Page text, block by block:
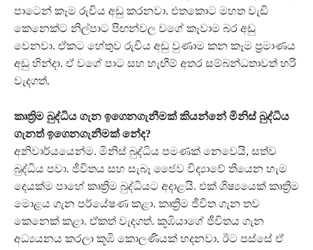
පාටෙන් කෑම රුචිය අඩු කරනවා. එතකොට මහත වැඩි
කෙනෙක්ට නිල්පාට පිඟන්වල වගේ කෑවාම බර අඩු
වෙනවා. ඒකට හේතුව රුචිය අඩු වුණාම කන කෑම ප්‍රමාණය
අඩු හින්දා. ඒ වගේ පාට සහ හැඟීම් අතර සම්බන්ධතාවත් හරි
වැදගත්.
කෘත්‍රිම බුද්ධිය ගැන ඉගෙනගැනීමක් කියන්නේ මිනිස් බුද්ධිය
ගැනත් ඉගෙනගැනීමක් නේද?
අනිවාර්යයෙන්ම. මිනිස් බුද්ධිය පමණක් නෙවෙයි, සත්ව
බුද්ධිය පවා. ජීවිතය සහ සැබෑ ජෛව විද්‍යාවේ තියෙන හැම
දෙයක්ම පාහේ කෘත්‍රිම බුද්ධියට අදාළයි. එක් ශිෂ්‍යයෙක් කෘත්‍රිම
මොළය ගැන පර්යේෂණ කළා. කෘත්‍රිම ජීවිත ගැන තව
කෙනෙක් කළා. ඒකත් වැදගත්. කූඹියාගේ ජීවිතය ගැන
අධ්‍යයනය කරලා කූඹි කොලණියක් හදනවා. ඊට පස්සේ ඒ